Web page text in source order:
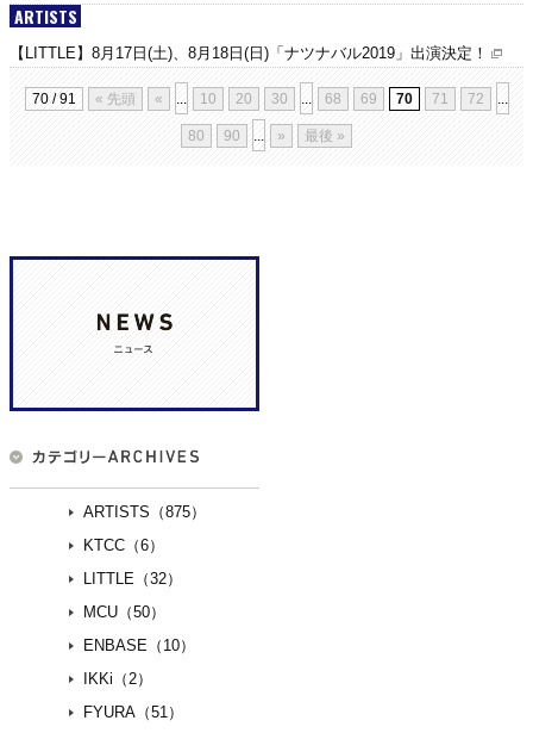
ARTISTS
【LITTLE】8月17日(土)、8月18日(日)「ナツナバル2019」出演決定！
70 / 91 « 先頭 « ... 10 20 30 ... 68 69 70 71 72 ...
80 90 ... » 最後 »
ARTISTS（875）
KTCC（6）
LITTLE（32）
MCU（50）
ENBASE（10）
IKKi（2）
FYURA（51）